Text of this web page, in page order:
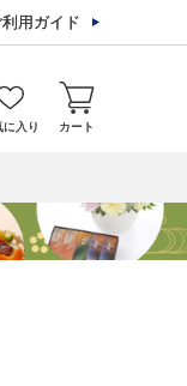
利用ガイド
に入り カート